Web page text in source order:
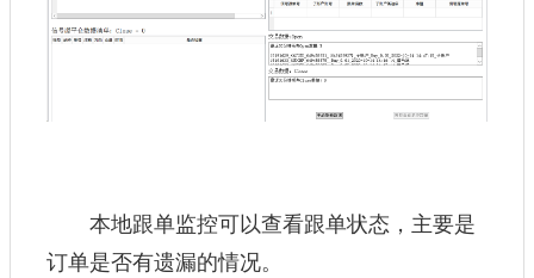
本地跟单监控可以查看跟单状态，主要是
订单是否有遗漏的情况。